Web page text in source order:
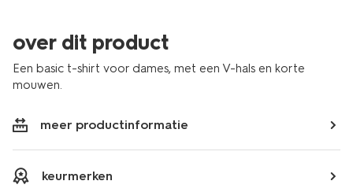
over dit product
Een basic t-shirt voor dames, met een V-hals en korte
mouwen.
meer productinformatie
keurmerken